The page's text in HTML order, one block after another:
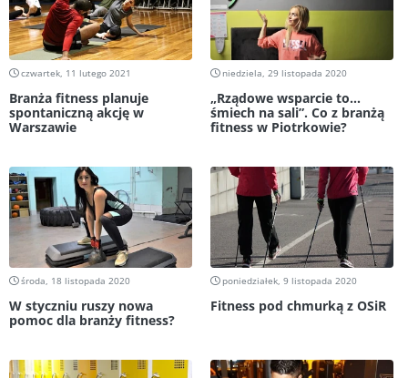
czwartek, 11 lutego 2021
Branża fitness planuje
spontaniczną akcję w
Warszawie
niedziela, 29 listopada 2020
„Rządowe wsparcie to…
śmiech na sali”. Co z branżą
fitness w Piotrkowie?
środa, 18 listopada 2020
W styczniu ruszy nowa
pomoc dla branży fitness?
poniedziałek, 9 listopada 2020
Fitness pod chmurką z OSiR